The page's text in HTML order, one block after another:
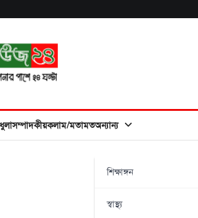
সম্পাদকীয়কলাম/মতামতঅন্যান্য
শিক্ষাঙ্গন
স্বাস্থ্য